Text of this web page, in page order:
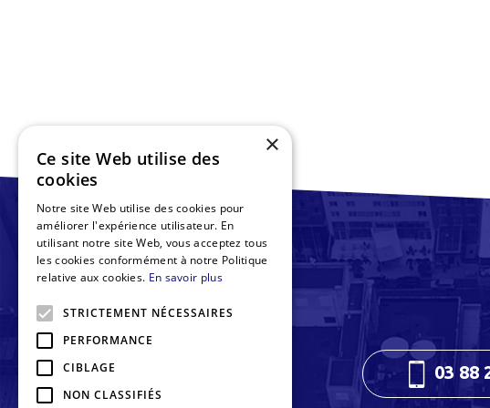
03 88
×
Ce site Web utilise des
cookies
Notre site Web utilise des cookies pour
améliorer l'expérience utilisateur. En
utilisant notre site Web, vous acceptez tous
les cookies conformément à notre Politique
relative aux cookies. En savoir plus
STRICTEMENT NÉCESSAIRES
PERFORMANCE
CIBLAGE
NON CLASSIFIÉS